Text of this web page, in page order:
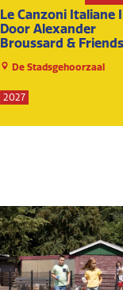
Le Canzoni Italiane
Door Alexander
Broussard & Friends
De Stadsgehoorzaal
2027